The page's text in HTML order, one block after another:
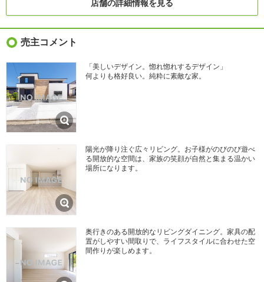
店舗の詳細情報を見る
売主コメント
「美しいデザイン。惚れ惚れするデザイン」
何よりも格好良い。純粋に素敵な家。
陽光が降り注ぐ広々リビング。お子様がのびのび遊べ
る開放的な空間は、家族の笑顔が自然と集まる温かい
場所になります。
奥行きのある開放的なリビングダイニング。家具の配
置がしやすい間取りで、ライフスタイルに合わせた空
間作りが楽しめます。